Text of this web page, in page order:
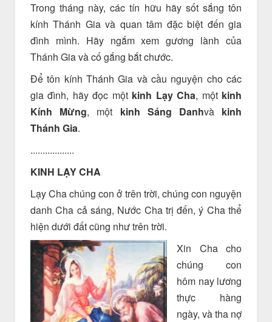
THƯ GIÃN
Thư Giãn Ngày Tết
Feb 18 2018
Trong tháng này, các tín hữu hãy sốt sắng tôn
kính Thánh Gia và quan tâm đặc biệt đến gia
đình mình. Hãy ngắm xem gương lành của
Thánh Gia và cố gắng bắt chước.
Để tôn kính Thánh Gia và cầu nguyện cho các
gia đình, hãy đọc một kinh Lạy Cha, một kinh
Kính Mừng, một kinh Sáng Danhvà kinh
Thánh Gia.
..................
KINH LẠY CHA
Lạy Cha chúng con ở trên trời, chúng con nguyện
danh Cha cả sáng, Nước Cha trị đến, ý Cha thể
hiện dưới đất cũng như trên trời.
Xin Cha cho
chúng con
hôm nay lương
thực hàng
ngày, và tha nợ